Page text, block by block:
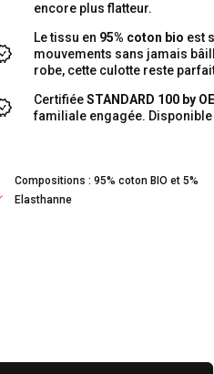
encore plus flatteur.
Le tissu en 95% coton bio est
mouvements sans jamais
robe, cette culotte reste
CertifiéeSTANDARD 100 by
familiale engagée. Disponible
Compositions : 95% coton BIO et 5%
Elasthanne